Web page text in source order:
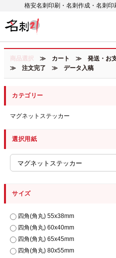
格安名刺印刷・名刺作成・名刺印
商品選択 ≫ カート ≫ 発送・お支
≫ 注文完了 ≫ データ入稿
カテゴリー
マグネットステッカー
選択用紙
サイズ
四角(角丸) 55x38mm
四角(角丸) 60x40mm
四角(角丸) 65x45mm
四角(角丸) 80x55mm